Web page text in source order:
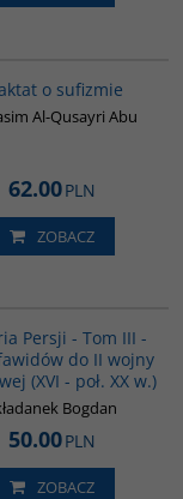
o sufizmie
Al-Qusayri Abu
62.00PLN
ZOBACZ
Persji - Tom III -
do II wojny
(XVI - poł. XX w.)
Bogdan
50.00PLN
ZOBACZ